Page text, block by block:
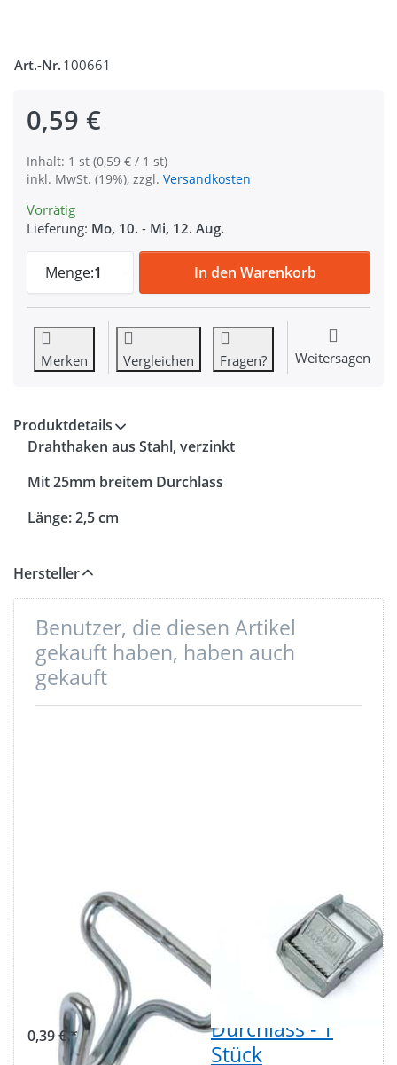
Art.-Nr. 100661
0,59 €
Inhalt: 1 st (0,59 € / 1 st)
inkl. MwSt. (19%), zzgl. Versandkosten
Vorrätig
Lieferung: Mo, 10. - Mi, 12. Aug.
Menge:1
Drahthaken Stahl - verzinkt - 25mm
In den Warenkorb
Merken Vergleichen Fragen? Weitersagen
Produktdetails
Drahthaken aus Stahl, verzinkt
Mit 25mm breitem Durchlass
Länge: 2,5 cm
Hersteller
Benutzer, die diesen Artikel
gekauft haben, haben auch
gekauft
Drahthaken
Stahl - verzinkt -
20mm
Durchlass - 1
Stück
0,39 € *
Klemmschnalle
Zinkdruckguss -
bis 250kg -
Durchlass - 1
Stück